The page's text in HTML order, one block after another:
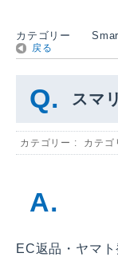
カテゴリー
戻る
スマ
カテゴリー : カテゴ
EC返品・ヤマ